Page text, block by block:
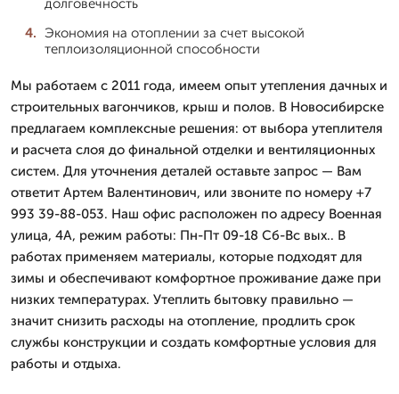
долговечность
Экономия на отоплении за счет высокой
теплоизоляционной способности
Мы работаем с 2011 года, имеем опыт утепления дачных и
строительных вагончиков, крыш и полов. В Новосибирске
предлагаем комплексные решения: от выбора утеплителя
и расчета слоя до финальной отделки и вентиляционных
систем. Для уточнения деталей оставьте запрос — Вам
ответит Артем Валентинович, или звоните по номеру +7
993 39-88-053. Наш офис расположен по адресу Военная
улица, 4А, режим работы: Пн-Пт 09-18 Сб-Вс вых.. В
работах применяем материалы, которые подходят для
зимы и обеспечивают комфортное проживание даже при
низких температурах. Утеплить бытовку правильно —
значит снизить расходы на отопление, продлить срок
службы конструкции и создать комфортные условия для
работы и отдыха.